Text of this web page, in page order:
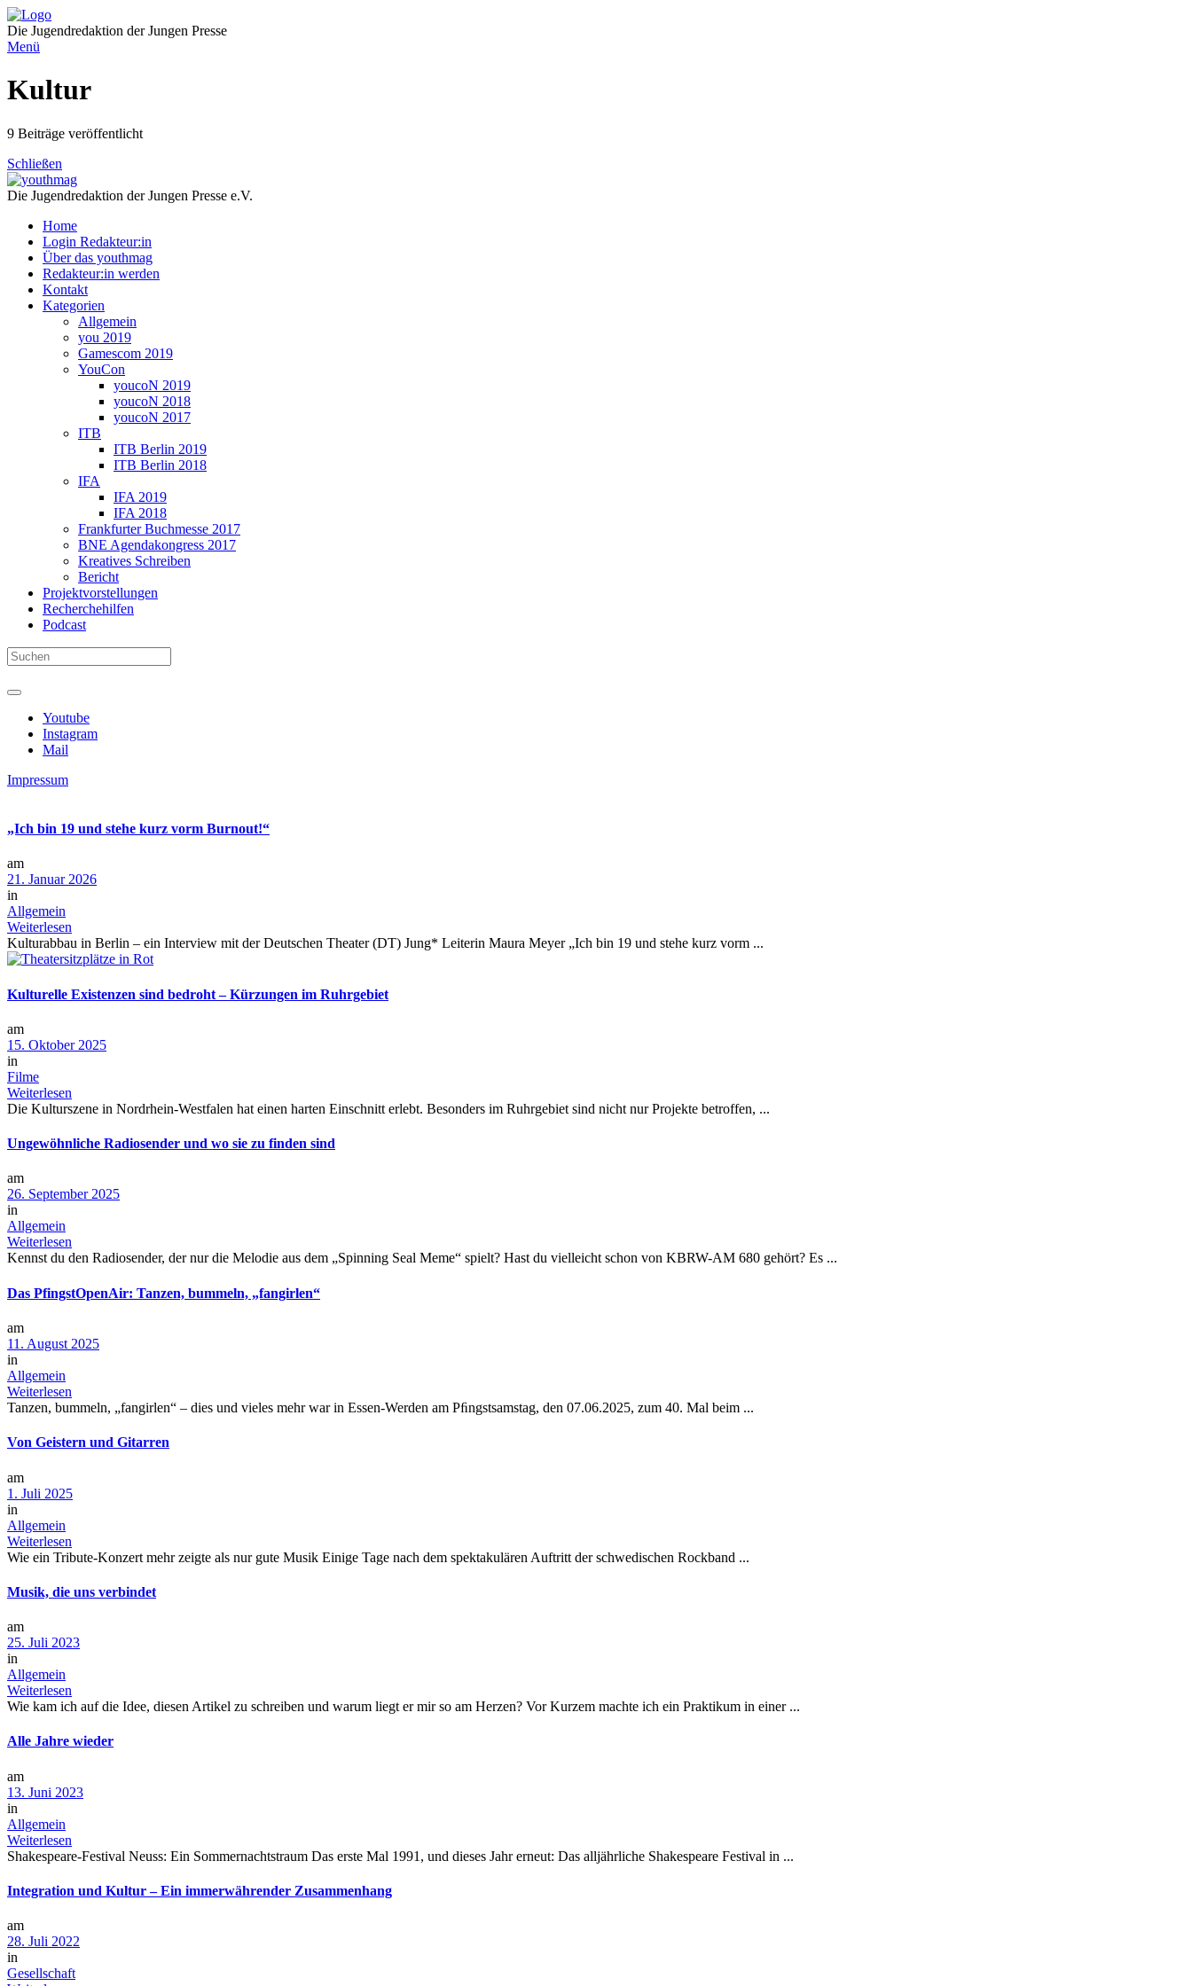
Direkt
zum
Inhalt
Die Jugendredaktion der Jungen Presse
Menü
Kultur
9 Beiträge veröffentlicht
Schließen
Die Jugendredaktion der Jungen Presse e.V.
Home
Login Redakteur:in
Über das youthmag
Redakteur:in werden
Kontakt
Kategorien
Allgemein
you 2019
Gamescom 2019
YouCon
youcoN 2019
youcoN 2018
youcoN 2017
ITB
ITB Berlin 2019
ITB Berlin 2018
IFA
IFA 2019
IFA 2018
Frankfurter Buchmesse 2017
BNE Agendakongress 2017
Kreatives Schreiben
Bericht
Projektvorstellungen
Recherchehilfen
Podcast
Youtube
Instagram
Mail
Impressum
„Ich bin 19 und stehe kurz vorm Burnout!“
am
21. Januar 2026
in
Allgemein
Weiterlesen
Kulturabbau in Berlin – ein Interview mit der Deutschen Theater (DT) Jung* Leiterin Maura Meyer „Ich bin 19 und stehe kurz vorm ...
Kulturelle Existenzen sind bedroht – Kürzungen im Ruhrgebiet
am
15. Oktober 2025
in
Filme
Weiterlesen
Die Kulturszene in Nordrhein-Westfalen hat einen harten Einschnitt erlebt. Besonders im Ruhrgebiet sind nicht nur Projekte betroffen, ...
Ungewöhnliche Radiosender und wo sie zu finden sind
am
26. September 2025
in
Allgemein
Weiterlesen
Kennst du den Radiosender, der nur die Melodie aus dem „Spinning Seal Meme“ spielt? Hast du vielleicht schon von KBRW-AM 680 gehört? Es ...
Das PfingstOpenAir: Tanzen, bummeln, „fangirlen“
am
11. August 2025
in
Allgemein
Weiterlesen
Tanzen, bummeln, „fangirlen“ – dies und vieles mehr war in Essen-Werden am Pﬁngstsamstag, den 07.06.2025, zum 40. Mal beim ...
Von Geistern und Gitarren
am
1. Juli 2025
in
Allgemein
Weiterlesen
Wie ein Tribute-Konzert mehr zeigte als nur gute Musik Einige Tage nach dem spektakulären Auftritt der schwedischen Rockband ...
Musik, die uns verbindet
am
25. Juli 2023
in
Allgemein
Weiterlesen
Wie kam ich auf die Idee, diesen Artikel zu schreiben und warum liegt er mir so am Herzen? Vor Kurzem machte ich ein Praktikum in einer ...
Alle Jahre wieder
am
13. Juni 2023
in
Allgemein
Weiterlesen
Shakespeare-Festival Neuss: Ein Sommernachtstraum Das erste Mal 1991, und dieses Jahr erneut: Das alljährliche Shakespeare Festival in ...
Integration und Kultur – Ein immerwährender Zusammenhang
am
28. Juli 2022
in
Gesellschaft